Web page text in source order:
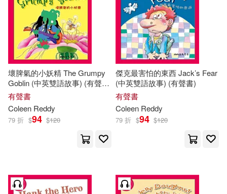
壞脾氣的小妖精 The Grumpy
Goblin (中英雙語故事) (有聲
書)
有聲書
Coleen Reddy
79 折 $94 $120
傑克最害怕的東西 Jack’s Fear
(中英雙語故事) (有聲書)
有聲書
Coleen Reddy
79 折 $94 $120